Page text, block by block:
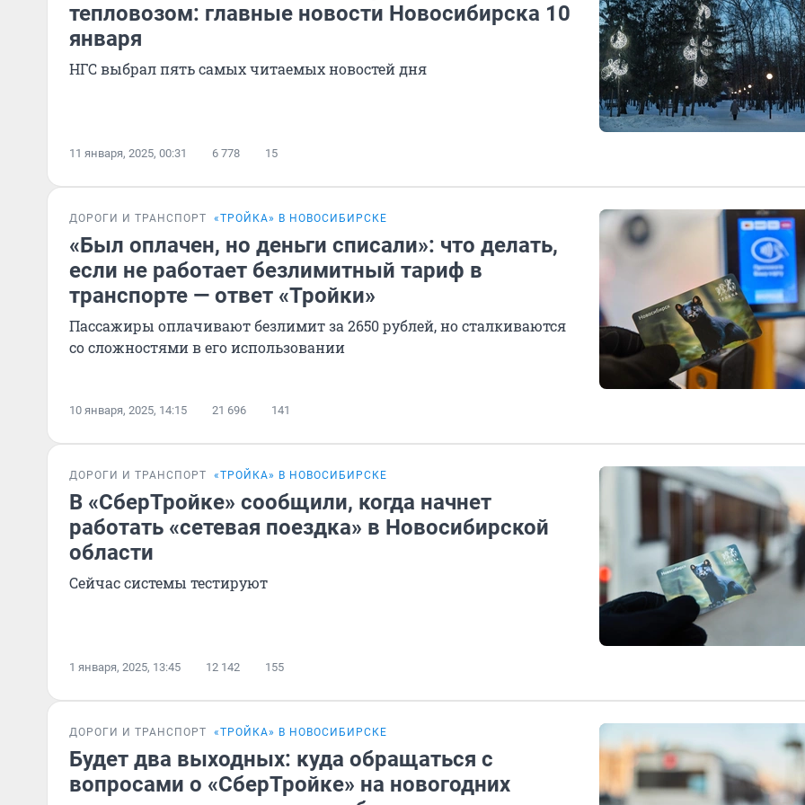
тепловозом: главные новости Новосибирска 10
января
НГС выбрал пять самых читаемых новостей дня
11 января, 2025, 00:31 6 778 15
ДОРОГИ И ТРАНСПОРТ «ТРОЙКА» В НОВОСИБИРСКЕ
«Был оплачен, но деньги списали»: что делать,
если не работает безлимитный тариф в
транспорте — ответ «Тройки»
Пассажиры оплачивают безлимит за 2650 рублей, но сталкиваются
со сложностями в его использовании
10 января, 2025, 14:15 21 696 141
ДОРОГИ И ТРАНСПОРТ «ТРОЙКА» В НОВОСИБИРСКЕ
В «СберТройке» сообщили, когда начнет
работать «сетевая поездка» в Новосибирской
области
Сейчас системы тестируют
1 января, 2025, 13:45 12 142 155
ДОРОГИ И ТРАНСПОРТ «ТРОЙКА» В НОВОСИБИРСКЕ
Будет два выходных: куда обращаться с
вопросами о «СберТройке» на новогодних